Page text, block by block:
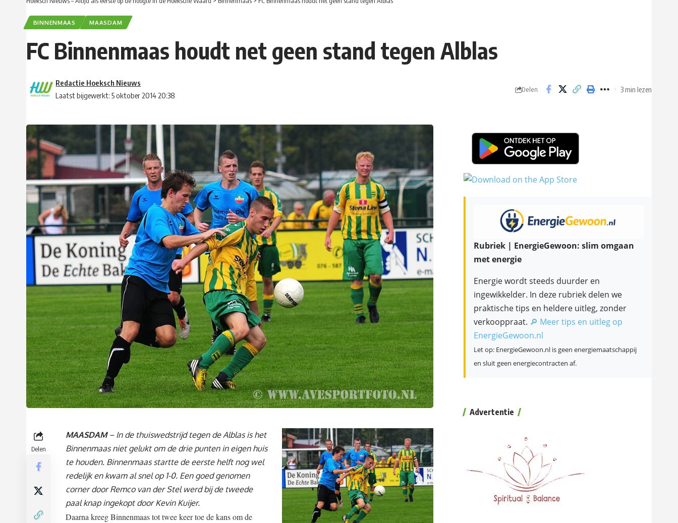
BINNENMAAS MAASDAM
FC Binnenmaas houdt net geen stand tegen Alblas
Laatst bijgewerkt: 5 oktober 2014 20:38
Redactie Hoeksch Nieuws
Delen 3 min lezen
Delen
MAASDAM– In de thuiswedstrijd tegen de Alblas is het
Binnenmaas niet gelukt om de drie punten in eigen huis
te houden. Binnenmaas startte de eerste helft nog wel
redelijk en kwam al snel op 1-0. Een goed genomen
corner door Remco van der Stel werd bij de tweede
paal knap ingekopt door Kevin Kuijer.
Daarna kreeg Binnenmaas tot twee keer toe de kans om de
Rubriek | EnergieGewoon: slim omgaan
met energie
Energie wordt steeds duurder en
ingewikkelder. In deze rubriek delen we
praktische tips en heldere uitleg, zonder
verkooppraat. 🔎 Meer tips en uitleg op
EnergieGewoon.nl
Let op: EnergieGewoon.nl is geen energiemaatschappij
en sluit geen energiecontracten af.
Advertentie